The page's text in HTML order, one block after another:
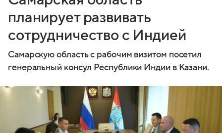
планирует развивать
сотрудничество с Индией
Самарскую область с рабочим визитом посетил
генеральный консул Республики Индии в Казани.